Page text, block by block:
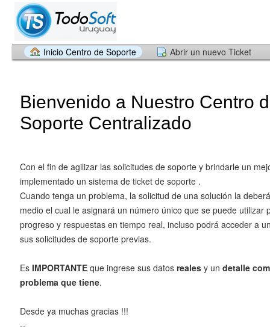
Inicio Centro de Soporte Abrir un nuevo Ticket
Bienvenido a Nuestro Centro
Soporte Centralizado
Con el fin de agilizar las solicitudes de soporte y brindarle un
implementado un sistema de ticket de soporte .
Cuando tenga un problema, la solicitud de una solución la
medio el cual le asignará un número único que se puede utilizar
progreso y respuestas en tiempo real, incluso podrá acceder a
sus solicitudes de soporte previas.
Es IMPORTANTEque ingrese sus datos realesy un detalle
problema que tiene.
Desde ya muchas gracias !!!
--